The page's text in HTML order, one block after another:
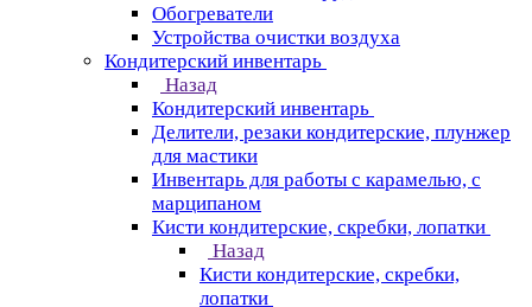
Обогреватели
Устройства очистки воздуха
Кондитерский инвентарь
Назад
Кондитерский инвентарь
Делители, резаки кондитерские, плунжер
для мастики
Инвентарь для работы с карамелью, с
марципаном
Кисти кондитерские, скребки, лопатки
Назад
Кисти кондитерские, скребки,
лопатки